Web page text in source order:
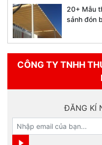
20+ Mẫu
sảnh đón
CÔNG TY TNHH
ĐĂNG KÍ